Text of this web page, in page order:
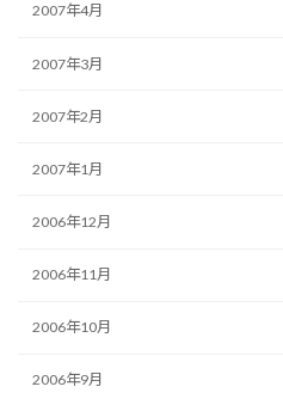
2007年4月
2007年3月
2007年2月
2007年1月
2006年12月
2006年11月
2006年10月
2006年9月